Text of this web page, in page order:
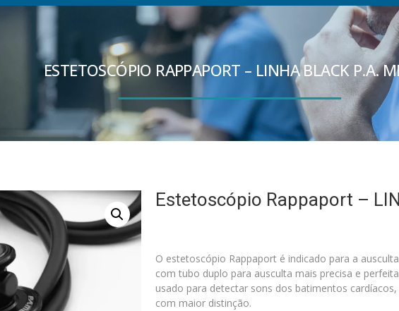
ESTETOSCÓPIO RAPPAPORT – LINHA BLACK P.A.
Estetoscópio Rappaport –
O estetoscópio Rappaport é indicado para a
com tubo duplo para ausculta mais precisa e
usado para detectar sons dos batimentos
com maior distinção.